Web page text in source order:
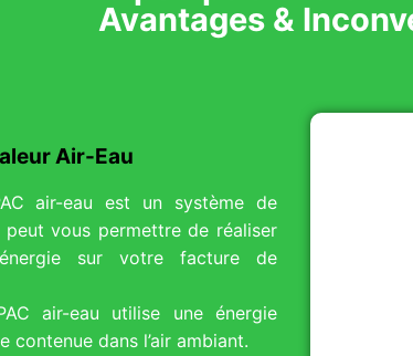
Avantages &
Air-Eau
air-eau est un système de
vous permettre de réaliser
sur votre facture de
air-eau utilise une énergie
contenue dans l’air ambiant.